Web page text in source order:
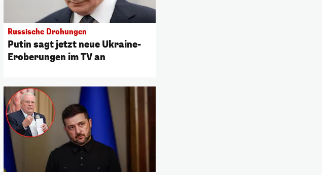
Russische Drohungen
Putin sagt jetzt neue Ukraine-
Eroberungen im TV an